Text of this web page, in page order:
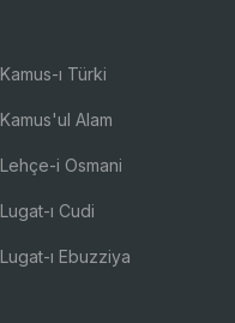
Kamus-ı Türki
Kamus'ul Alam
Lehçe-i Osmani
Lugat-ı Cudi
Lugat-ı Ebuzziya